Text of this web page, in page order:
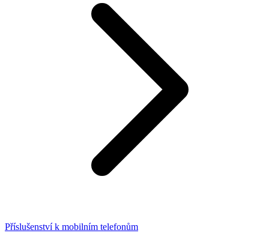
Příslušenství k mobilním telefonům